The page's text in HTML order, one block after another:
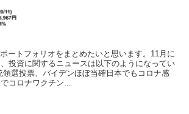
ートフォリオをまとめたいと思います。11月に
投資に関するニュースは以下のようになってい
領選投票、バイデンほぼ当確日本でもコロナ感
コロナワクチン...